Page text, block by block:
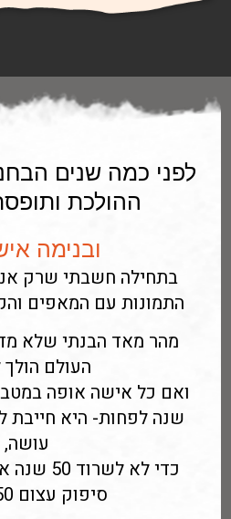
לפני כמה שנים
ההולכת
ובנימה
בתחילה חשבתי שרק
התמונות עם המאפים
מהר מאד הבנתי שלא
העולם
שנה לפחות- היא חייבת
עושה,
כדי לא
סיפוק עצום 50 שנה…